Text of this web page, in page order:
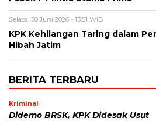
Selasa, 30 Juni 2026 - 13:51 WIB
KPK Kehilangan Taring dalam
Hibah Jatim
BERITA TERBARU
Kriminal
Didemo BRSK, KPK Didesak Usut